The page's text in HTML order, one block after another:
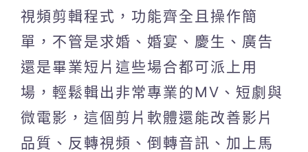
視頻剪輯程式，功能齊全且操作簡
單，不管是求婚、婚宴、慶生、廣告
還是畢業短片這些場合都可派上用
場，輕鬆輯出非常專業的MV、短劇與
微電影，這個剪片軟體還能改善影片
品質、反轉視頻、倒轉音訊、加上馬